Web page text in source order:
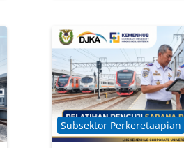
Course category
Subsektor Perkeretaapian